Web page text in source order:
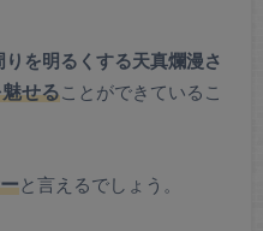
りを明るくする天真爛漫さ
せることができているこ
と言えるでしょう。